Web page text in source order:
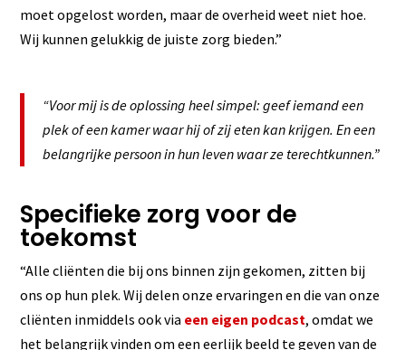
moet opgelost worden, maar de overheid weet niet hoe.
Wij kunnen gelukkig de juiste zorg bieden.”
“Voor mij is de oplossing heel simpel: geef iemand een
plek of een kamer waar hij of zij eten kan krijgen. En een
belangrijke persoon in hun leven waar ze terechtkunnen.”
Specifieke zorg voor de
toekomst
“Alle cliënten die bij ons binnen zijn gekomen, zitten bij
ons op hun plek. Wij delen onze ervaringen en die van onze
cliënten inmiddels ook via een eigen podcast, omdat we
het belangrijk vinden om een eerlijk beeld te geven van de